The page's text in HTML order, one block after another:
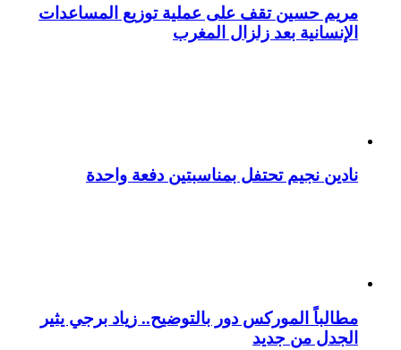
مريم حسين تقف على عملية توزيع المساعدات
الإنسانية بعد زلزال المغرب
نادين نجيم تحتفل بمناسبتين دفعة واحدة
مطالباً الموركس دور بالتوضيح.. زياد برجي يثير
الجدل من جديد